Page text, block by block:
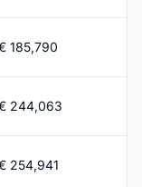
185,790
244,063
254,941